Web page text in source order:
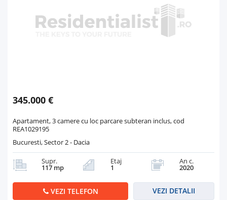
345.000 €
Apartament, 3 camere cu loc parcare subteran inclus, cod
REA1029195
Bucuresti, Sector 2 - Dacia
Supr.
117 mp
Etaj
1
An c.
2020
VEZI TELEFON VEZI DETALII